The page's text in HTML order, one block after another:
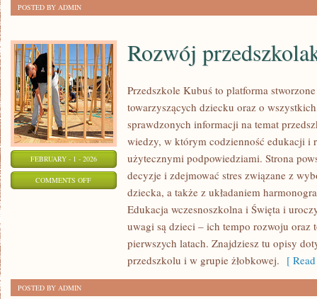
POSTED BY ADMIN
FEBRUARY - 1 - 2026
COMMENTS OFFON
PRZEDSZKOLAKÓW
Rozwój
Przedszkole Kubuś to platforma
towarzyszących dziecku oraz o
sprawdzonych informacji na temat
wiedzy, w którym codzienność edukacji i
użytecznymi podpowiedziami. Strona
decyzje i zdejmować stres związane z
dziecka, a także z układaniem
Edukacja wczesnoszkolna i Święta i
uwagi są dzieci – ich tempo rozwoju oraz
pierwszych latach. Znajdziesz tu opisy
przedszkolu i w grupie żłobkowej. [
POSTED BY ADMIN